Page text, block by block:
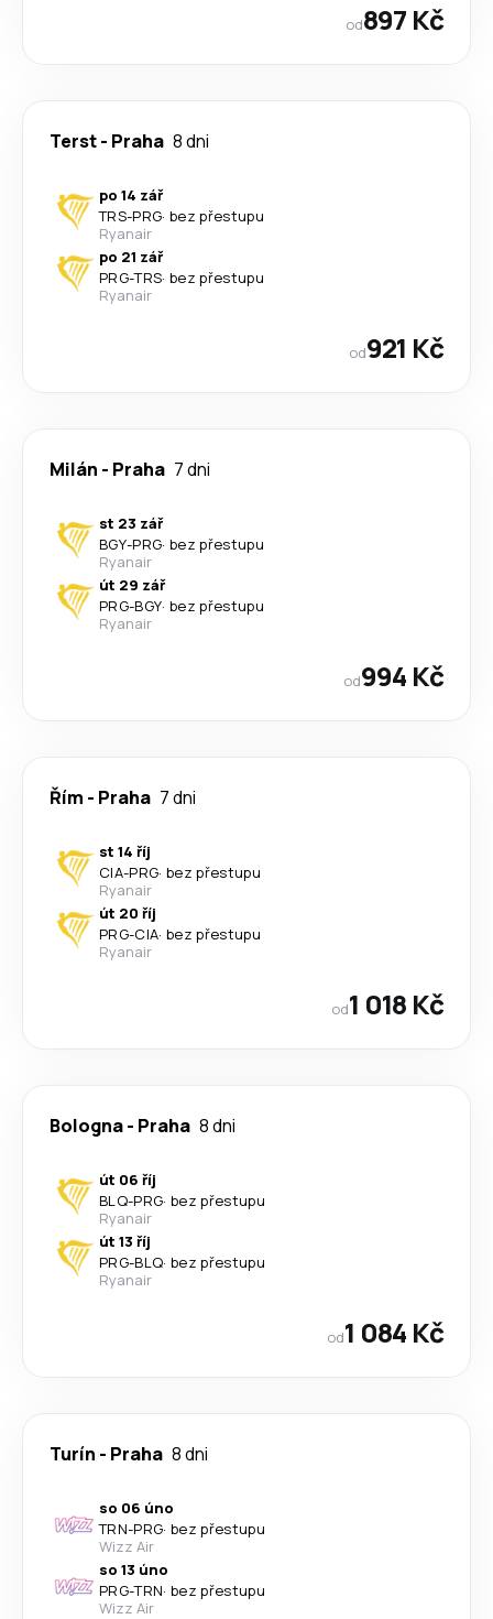
od897 Kč
Terst- Praha 8 dni
po 14 zář
TRS-PRG· bez přestupu
Ryanair
po 21 zář
PRG-TRS· bez přestupu
Ryanair
od921 Kč
Milán - Praha 7 dni
st 23 zář
BGY-PRG· bez přestupu
Ryanair
út 29 zář
PRG-BGY· bez přestupu
Ryanair
od994 Kč
Řím - Praha 7 dni
st 14 říj
CIA-PRG· bez přestupu
Ryanair
út 20 říj
PRG-CIA· bez přestupu
Ryanair
od1 018 Kč
Bologna- Praha 8 dni
út 06 říj
BLQ-PRG· bez přestupu
Ryanair
út 13 říj
PRG-BLQ· bez přestupu
Ryanair
od1 084 Kč
Turín - Praha 8 dni
so 06 úno
TRN-PRG· bez přestupu
Wizz Air
so 13 úno
PRG-TRN· bez přestupu
Wizz Air